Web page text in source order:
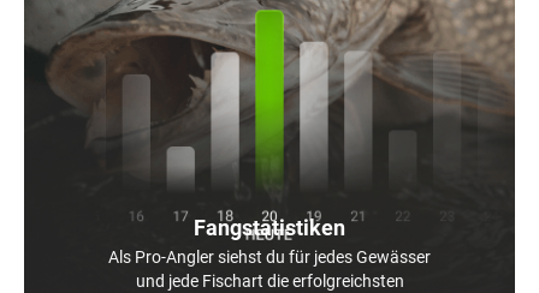
Fangstatistiken
Als Pro-Angler siehst du für jedes Gewässer
und jede Fischart die erfolgreichsten